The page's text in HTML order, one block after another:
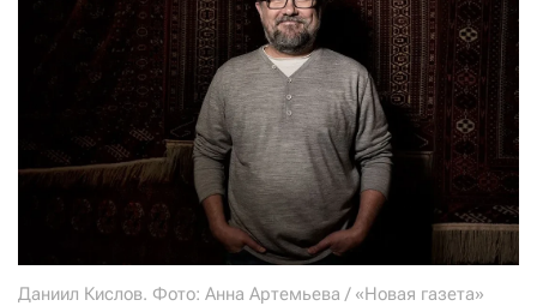
Даниил Кислов. Фото: Анна Артемьева / «Новая газета»